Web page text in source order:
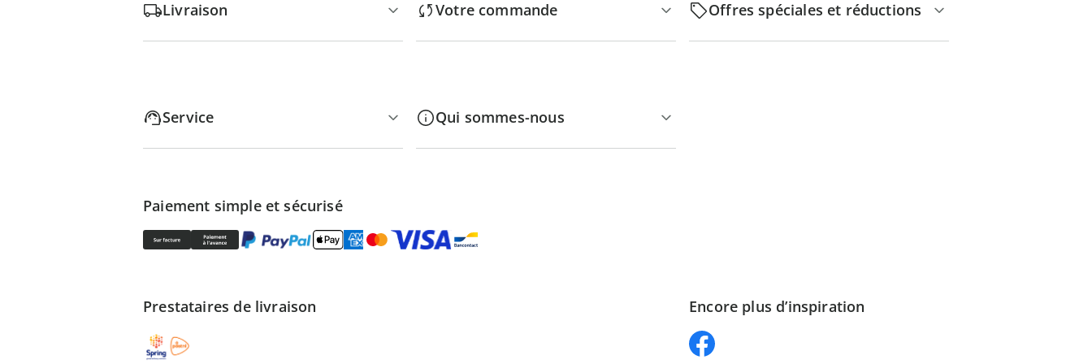
Livraison Votre commande Offres spéciales et réductions
Service Qui sommes-nous
Paiement simple et sécurisé
Prestataires de livraison Encore plus d’inspiration